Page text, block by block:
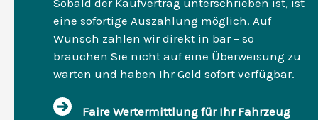
Sobald der Kaufvertrag unterschrieben ist, ist
eine sofortige Auszahlung möglich. Auf
Wunsch zahlen wir direkt in bar – so
brauchen Sie nicht auf eine Überweisung zu
warten und haben Ihr Geld sofort verfügbar.
Faire Wertermittlung für Ihr Fahrzeug